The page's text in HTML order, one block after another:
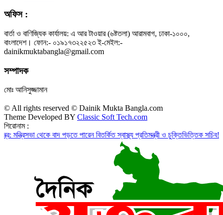
অফিস :
বার্তা ও বাণিজ্যিক কার্যালয়: এ আর টাওয়ার (৬ষ্টতলা) আরামবাগ, ঢাকা-১০০০,
বাংলাদেশ। ফোন:- ০১৯১৭৩২২৫২৩ ই-মেইল:-
dainikmuktabangla@gmail.com
সম্পাদক
মোঃ আনিসুজ্জামান
© All rights reserved © Dainik Mukta Bangla.com
Theme Developed BY Classic Soft Tech.com
শিরোনাম :
থেকে বাদ পড়তে পারেন বিতর্কিত স্বাস্থ্য প্রতিমন্ত্রী ও চুক্তিভিত্তিক সচিব!রাজস্ব